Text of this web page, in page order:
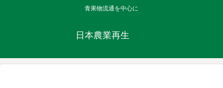
青果物流通を中心に
日本農業再生